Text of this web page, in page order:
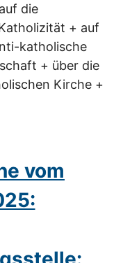
die
+ auf
katholische
+ über die
Kirche +
vom